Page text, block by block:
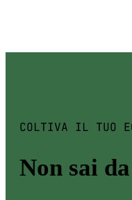
COLTIVA IL TUO
Non sai